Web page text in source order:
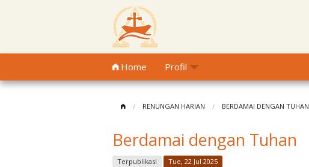
Home Profil
RENUNGAN HARIAN BERDAMAI DENGAN TUHAN
Berdamai dengan Tuhan
Terpublikasi Tue, 22 Jul 2025